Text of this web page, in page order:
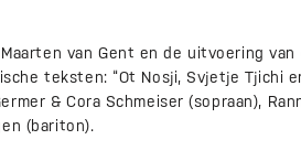
van Gent en de uitvoering van
teksten: “Ot Nosji, Svjetje Tjichi
& Cora Schmeiser (sopraan),
(bariton).